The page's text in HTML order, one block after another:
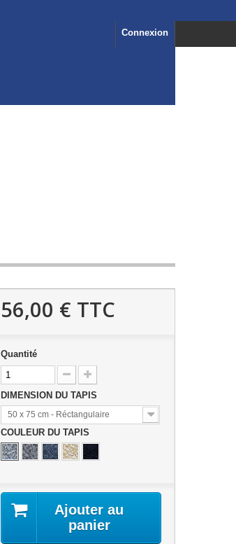
Connexion
56,00 € TTC
Quantité
DIMENSION DU TAPIS
50 x 75 cm - Réctangulaire
COULEUR DU TAPIS
Ajouter au
panier